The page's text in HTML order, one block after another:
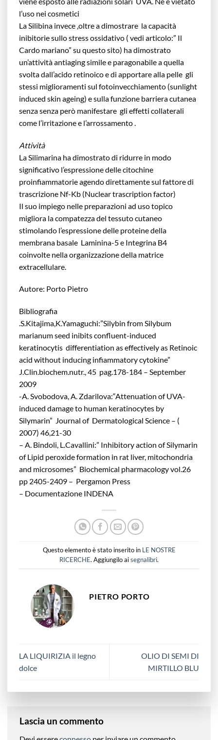
l’uso nei cosmetici
La Silibina invece ,oltre a dimostrare la capacità
inibitorie sullo stress ossidativo ( vedi articolo:” Il
Cardo mariano” su questo sito) ha dimostrato
un’attività antiaging simile e paragonabile a quella
svolta dall’acido retinoico e di apportare alla pelle gli
stessi miglioramenti sul fotoinvecchiamento (sunlight
induced skin ageing) e sulla funzione barriera cutanea
senza senza però manifestare gli effetti collaterali
come l’irritazione e l’arrossamento .
Attività
La Silimarina ha dimostrato di ridurre in modo
significativo l’espressione delle citochine
proinfiammatorie agendo direttamente sul fattore di
trascrizione Nf-Kb (Nuclear trascription factor)
Il suo impiego nelle preparazioni ad uso topico
migliora la compatezza del tessuto cutaneo
stimolando l’espressione delle proteine della
membrana basale Laminina-5 e Integrina B4
coinvolte nella organizzazione della matrice
extracellulare.
Autore: Porto Pietro
Bibliografia
.S.Kitajima,K.Yamaguchi:”Silybin from Silybum
marianum seed inibits confluent-induced
keratinocytis differentiation as effectively as Retinoic
acid without inducing infiammatory cytokine”
J.Clin.biochem.nutr., 45 pag.178-184 – September
2009
-A. Svobodova, A. Zdarilova:“Attenuation of UVA-
induced damage to human keratinocytes by
Silymarin” Journal of Dermatological Science – (
2007) 46,21-30
– A. Bindoli, L.Cavallini:” Inhibitory action of Silymarin
of Lipid peroxide formation in rat liver, mitochondria
and microsomes” Biochemical pharmacology vol.26
pp 2405-2409 – Pergamon Press
– Documentazione INDENA
Questo elemento è stato inserito in LE NOSTRE
RICERCHE. Aggiungilo aisegnalibri.
PIETRO PORTO
LA LIQUIRIZIA il legno
dolce
OLIO DI SEMI DI
MIRTILLO BLU
Lascia un commento